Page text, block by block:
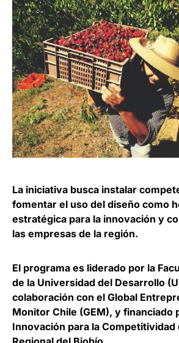
La iniciativa busca instalar
fomentar el uso del diseño como
estratégica para la innovación y
las empresas de la región.
El programa es liderado por la
de la Universidad del Desarrollo
colaboración con el Global
Monitor Chile (GEM), y financiado
Innovación para la Competitividad